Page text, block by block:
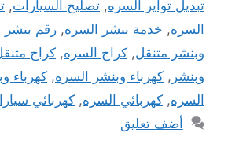
تبديل تواير السره, تصليح السيارات,
السره, خدمة بنشر السره, رقم بنشر
وبنشر متنقل, كراج السره, كراج
وبنشر , كهرباء وبنشر السره, كهرباء
السره, كهربائي السره, كهربائي
أضف تعليق